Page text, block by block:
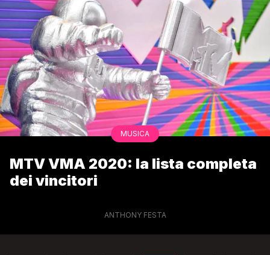
MUSICA
MTV VMA 2020: la lista completa
dei vincitori
ANTHONY FESTA